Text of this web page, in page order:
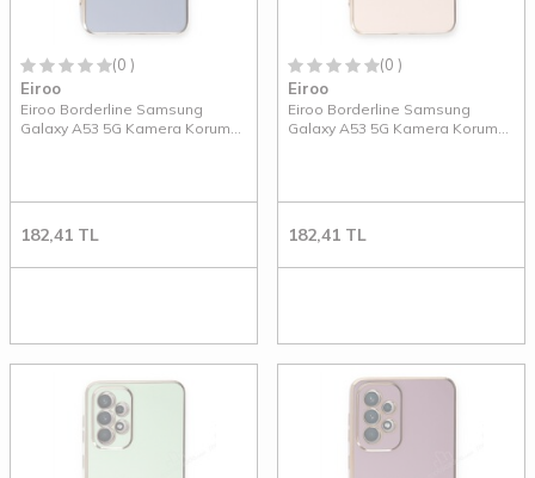
(0 )
Eiroo
Eiroo Borderline Samsung
Galaxy A53 5G Kamera Korumalı
182,41 TL
(0 )
Eiroo
Eiroo Borderline Samsung
Galaxy A53 5G Kamera Korumalı
182,41 TL